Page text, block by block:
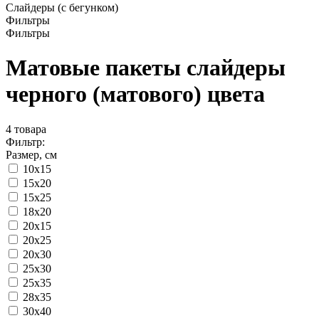
Слайдеры (с бегунком)
Фильтры
Фильтры
Матовые пакеты слайдеры
черного (матового) цвета
4 товара
Фильтр:
Размер, см
10x15
15x20
15x25
18x20
20x15
20x25
20x30
25x30
25x35
28x35
30x40